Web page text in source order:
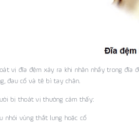
vị đĩa đệm xảy ra khi nhân nhầy trong đĩa
đau cổ và tê bì tay chân.
bị thoát vị thường cảm thấy:
nhói vùng thắt lưng hoặc cổ